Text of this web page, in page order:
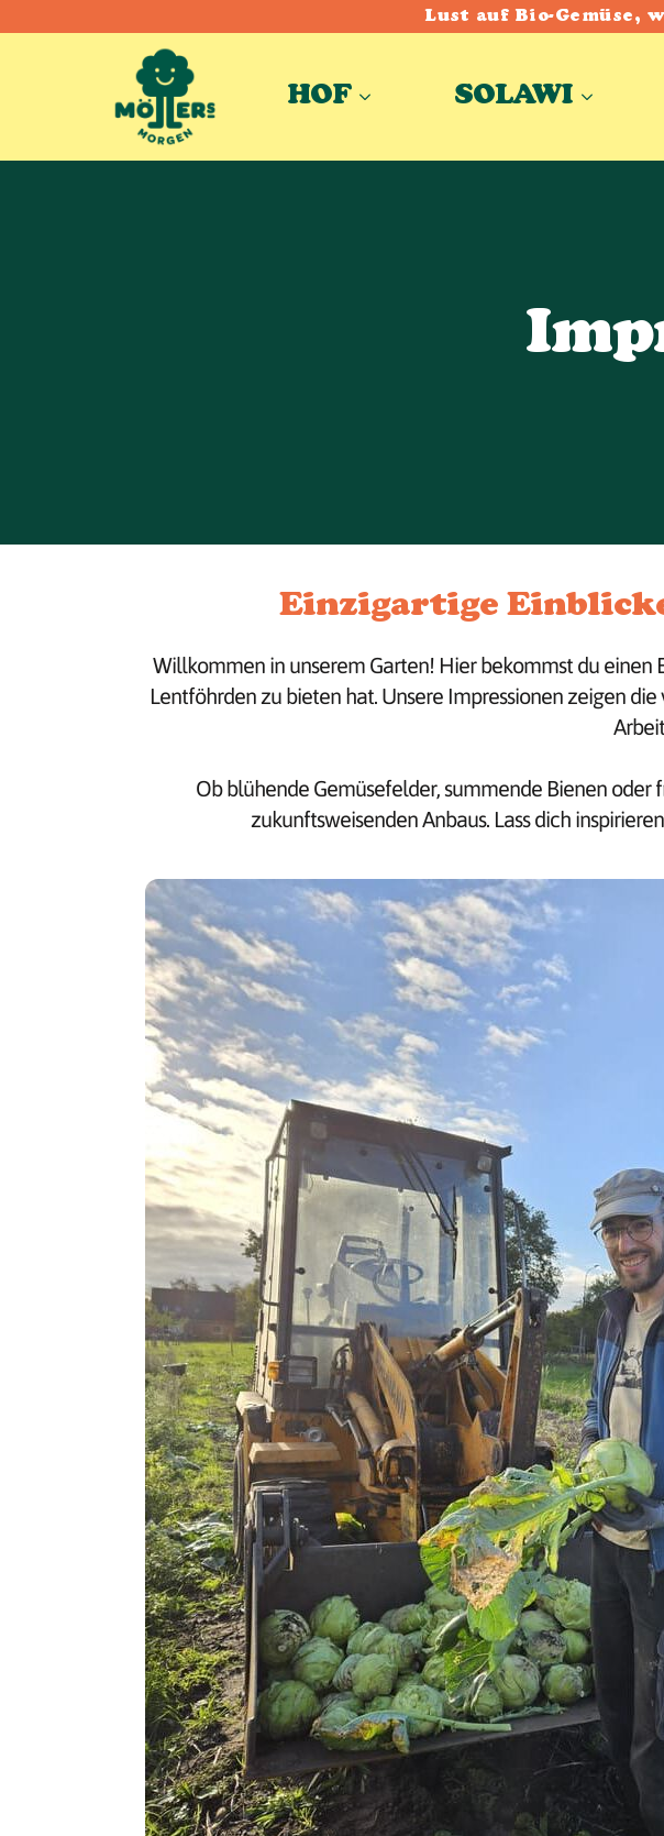
Lust auf Bio-Gemüse,
HOF SOLAWI
Einzigartige
Willkommen in unserem Garten! Hier bekommst du einen
Lentföhrden zu bieten hat. Unsere Impressionen zeigen
Ob blühende Gemüsefelder, summende Bienen oder
zukunftsweisenden Anbaus. Lass dich